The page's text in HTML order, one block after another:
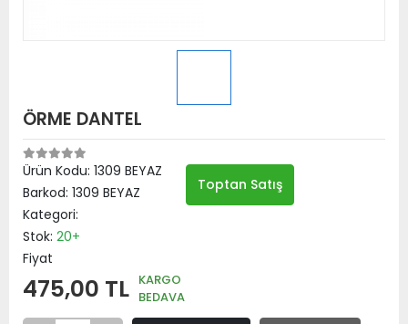
ÖRME DANTEL
Ürün Kodu: 1309 BEYAZ
Barkod: 1309 BEYAZ
Kategori:
Stok: 20+
Fiyat
475,00 TL KARGO
BEDAVA
Toptan Satış